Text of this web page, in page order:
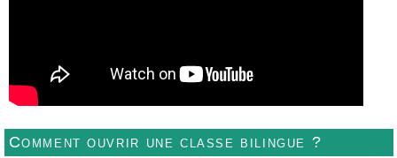
Comment ouvrir une classe bilingue ?